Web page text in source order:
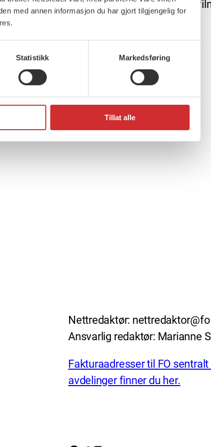
med annen informasjon du har gjort tilgjengelig for
Statistikk Markedsføring
Tillat alle
den nye pensjonsavtalen. Se
Nettredaktør:
Ansvarlig redaktør: Marianne
Fakturaadresser til FO sentralt
avdelinger finner du her.